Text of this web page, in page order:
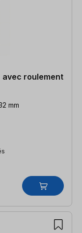
avec roulement
mm